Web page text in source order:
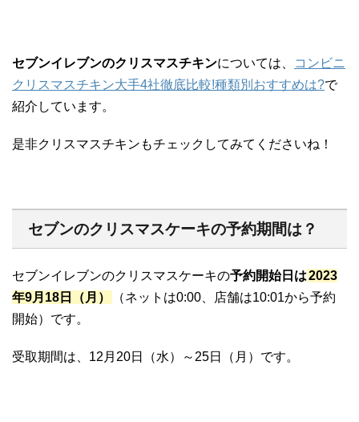
セブンイレブンのクリスマスチキンについては、
コンビニ
クリスマスチキン大手4社徹底比較!種類別おすすめは?で
紹介しています。
是非クリスマスチキンもチェックしてみてくださいね！
セブンのクリスマスケーキの予約期間は？
セブンイレブンのクリスマスケーキの予約開始日は2023
年9月18日（月）
（ネットは0:00、店舗は10:01から予約
開始）です。
受取期間は、12月20日（水）～25日（月）です。